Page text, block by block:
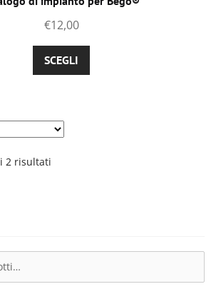
nella
€12,00
SCEGLI
prodotto
pagina
prodotto
2 risultatiPopolarità